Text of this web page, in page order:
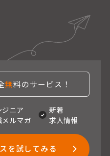
無料のサービス！
ジニア
メルマガ
新着
求人情報
を試してみる